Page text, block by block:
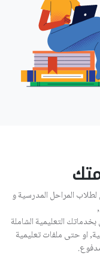
المراحل المدرسية و
التعليمية الشاملة
او حتى ملفات تعليمية